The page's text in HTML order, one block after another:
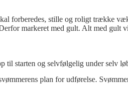
forberedes, stille og roligt trække
markeret med gult. Alt med
til starten og selvfølgelig under selv
plan for udførelse.